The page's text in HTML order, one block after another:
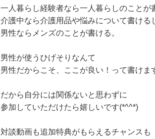
一人暮らし経験者なら一人暮らしのことが
介護中なら介護用品や悩みについて書ける
男性ならメンズのことが書ける。
男性が使うひげそりなんて
男性だからこそ、ここが良い！って書けま
だから自分には関係ないと思わずに
参加していただけたら嬉しいです(*^^*)
対談動画も追加特典がもらえるチャンスも